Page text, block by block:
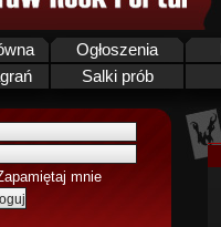
Ogłoszenia
Salki prób
mnie